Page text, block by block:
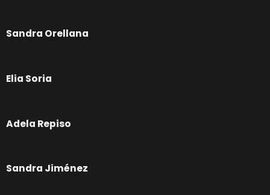
Sandra Orellana
Elia Soria
Adela Repiso
Sandra Jiménez